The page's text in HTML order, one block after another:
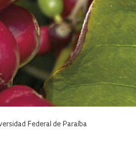
Federal de Paraíba